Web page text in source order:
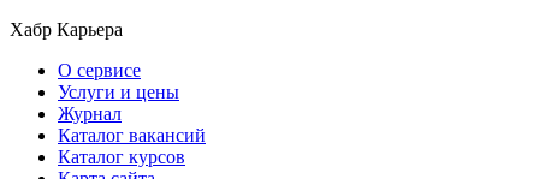
Хабр Карьера
О сервисе
Услуги и цены
Журнал
Каталог вакансий
Каталог курсов